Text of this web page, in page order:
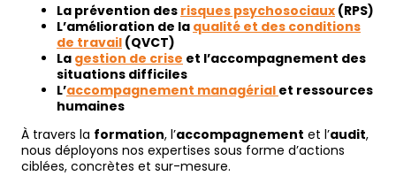
La prévention des risques psychosociaux (RPS)
L’amélioration de la qualité et des conditions
de travail (QVCT)
La gestion de crise et l’accompagnement des
situations difficiles
L’accompagnement managérial et ressources
humaines
À travers la formation, l’accompagnement et l’audit,
nous déployons nos expertises sous forme d’actions
ciblées, concrètes et sur-mesure.